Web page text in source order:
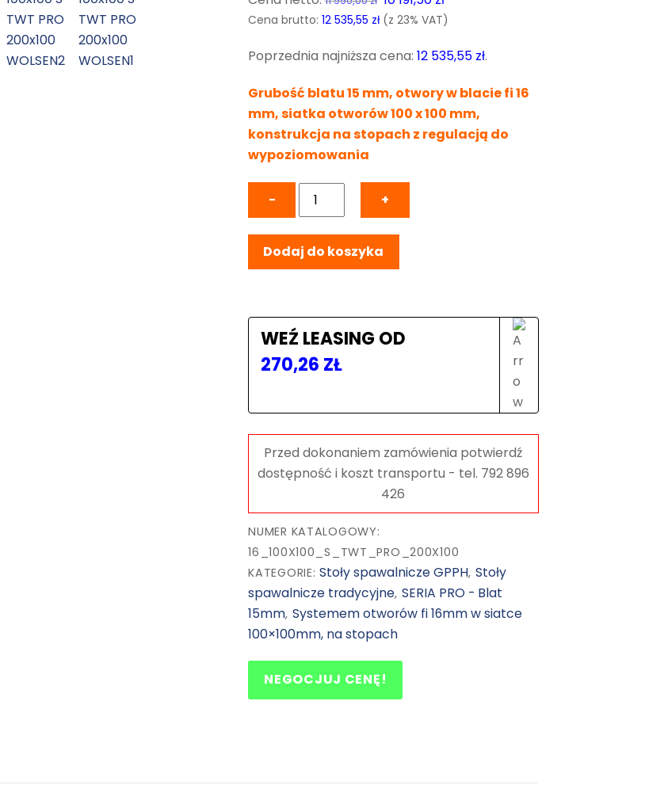
cena
11
cena
10
Cena brutto:12 535,55 zł(z 23% VAT)
Poprzednia najniższa cena:12 535,55 zł.
Grubość blatu 15 mm, otwory w blacie fi 16
mm, siatka otworów 100 x 100 mm,
konstrukcja na stopach z regulacją do
wypoziomowania
−
ilość
Spawalniczy
PRO
2000x1000
blat
15mm,otwory
fi16
mm,
100x100,
na
stopach
+
Dodaj do koszyka
WEŹ LEASING OD
270,26 ZŁ
NUMER KATALOGOWY:
16_100X100_S_TWT_PRO_200X100
KATEGORIE:Stoły spawalnicze GPPH, Stoły
spawalnicze tradycyjne, SERIA PRO - Blat
15mm, Systemem otworów fi 16mm w siatce
100×100mm, na stopach
NEGOCJUJ CENĘ!